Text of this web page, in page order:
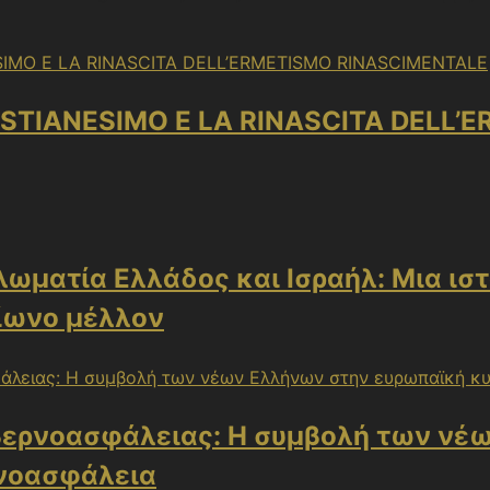
E LA RINASCITA
Ελλάδος και Ισραήλ: Μια
μέλλον
Η συμβολή των